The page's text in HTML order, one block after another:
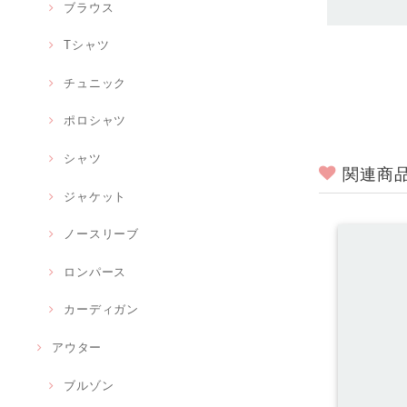
ブラウス
Tシャツ
チュニック
ポロシャツ
シャツ
ジャケット
ノースリーブ
ロンパース
カーディガン
アウター
ブルゾン
関連商